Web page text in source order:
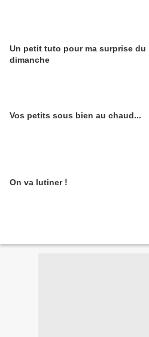
Un petit tuto pour ma surprise du
dimanche
Vos petits sous bien au chaud...
On va lutiner !